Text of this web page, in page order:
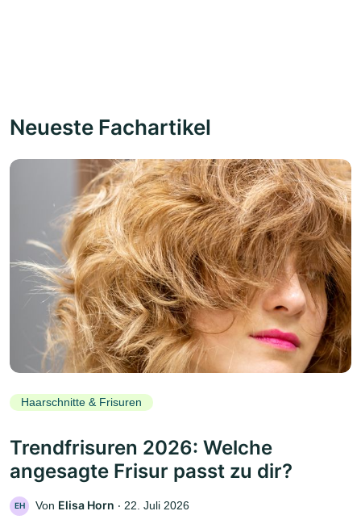
Neueste Fachartikel
Haarschnitte & Frisuren
Trendfrisuren 2026: Welche
angesagte Frisur passt zu dir?
EH Von Elisa Horn ‧ 22. Juli 2026